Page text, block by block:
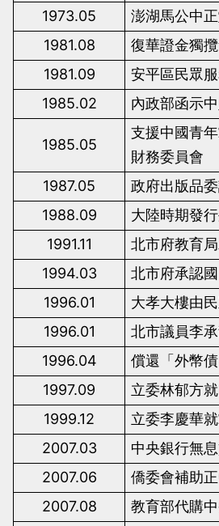
1973.05
澎湖馬公中
1981.08
復華證金獨
1981.09
安平區民眾
1985.02
內政部函示
1985.05
支援中國青
財務委員會
1987.05
政府出版品
1988.09
大陸時期發
1991.11
北市府教育
1994.03
北市府承認
1996.01
大孝大樓由
1996.01
北市議員李
1996.04
償還「外幣
1997.09
立委林郁方
1999.12
立委李慶華
2007.03
中央銀行無
2007.06
僑委會補助
2007.08
教育部代購